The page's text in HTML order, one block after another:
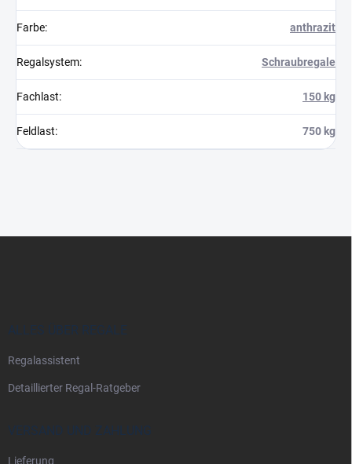
Farbe: anthrazit
Regalsystem: Schraubregale
Fachlast: 150 kg
Feldlast: 750 kg
ALLES ÜBER REGALE
Regalassistent
Detaillierter Regal-Ratgeber
VERSAND UND ZAHLUNG
Lieferung